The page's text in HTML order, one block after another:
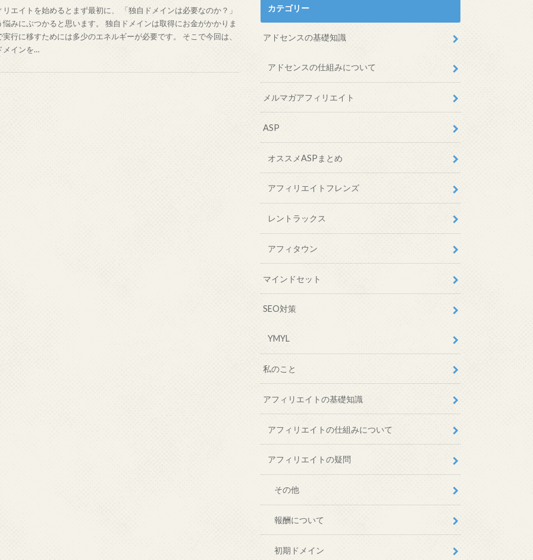
リエイトを始めるとまず最初に、 「独自ドメインは必要なのか？」
悩みにぶつかると思います。 独自ドメインは取得にお金がかかりま
実行に移すためには多少のエネルギーが必要です。 そこで今回は、
メインを…
カテゴリー
アドセンスの基礎知識
アドセンスの仕組みについて
メルマガアフィリエイト
ASP
オススメASPまとめ
アフィリエイトフレンズ
レントラックス
アフィタウン
マインドセット
SEO対策
YMYL
私のこと
アフィリエイトの基礎知識
アフィリエイトの仕組みについて
アフィリエイトの疑問
その他
報酬について
初期ドメイン